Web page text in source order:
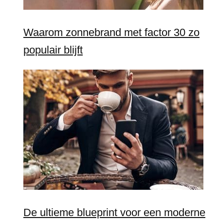
Waarom zonnebrand met factor 30 zo
populair blijft
De ultieme blueprint voor een moderne